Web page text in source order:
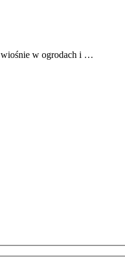
wiośnie w ogrodach i …